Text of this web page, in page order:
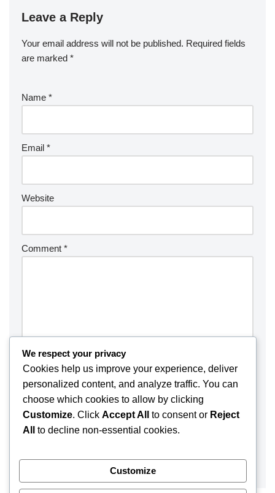
Leave a Reply
Your email address will not be published. Required fields
are marked *
Name *
Email *
Website
Comment *
Save my name, email, and website in this browser for the
next time I comment.
We respect your privacy
Cookies help us improve your experience, deliver
personalized content, and analyze traffic. You can
choose which cookies to allow by clicking
Customize. Click Accept All to consent or Reject
All
to decline non-essential cookies.
Customize